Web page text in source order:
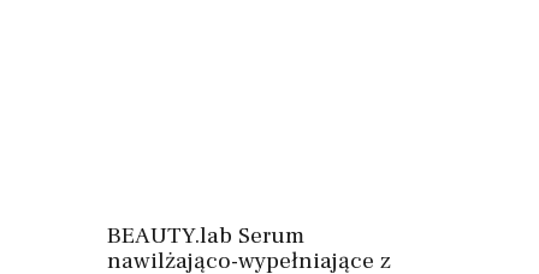
BEAUTY.lab Serum
nawilżająco-wypełniające z